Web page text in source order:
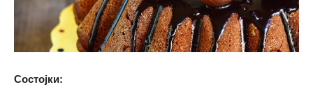
Состојки: